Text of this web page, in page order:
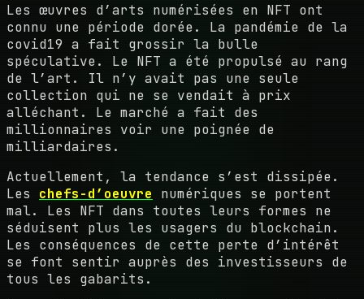
Les œuvres d’arts numérisées en NFT ont
connu une période dorée. La pandémie de la
covid19 a fait grossir la bulle
spéculative. Le NFT a été propulsé au rang
de l’art. Il n’y avait pas une seule
collection qui ne se vendait à prix
alléchant. Le marché a fait des
millionnaires voir une poignée de
milliardaires.
Actuellement, la tendance s’est dissipée.
Les chefs-d’oeuvre numériques se portent
mal. Les NFT dans toutes leurs formes ne
séduisent plus les usagers du blockchain.
Les conséquences de cette perte d’intérêt
se font sentir auprès des investisseurs de
tous les gabarits.